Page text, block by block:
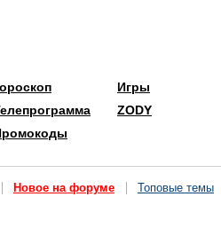
Игры
ZODY
Новое на форуме Топовые темы